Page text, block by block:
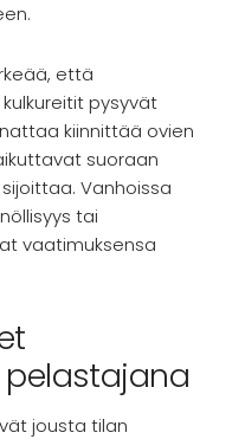
että
pysyvät
kiinnittää ovien
suoraan
Vanhoissa
tai
vaatimuksensa
jousta tilan